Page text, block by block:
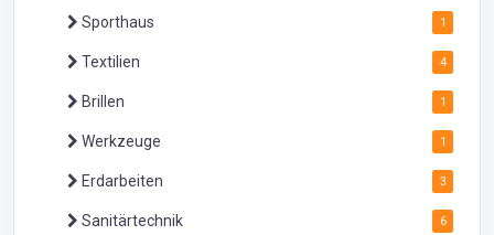
Sporthaus 1
Textilien 4
Brillen 1
Werkzeuge 1
Erdarbeiten 3
Sanitärtechnik 6